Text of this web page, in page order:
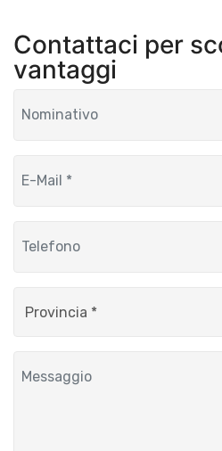
Contattaci per
vantaggi